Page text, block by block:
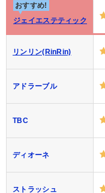
おすすめ!
ジェイエステティック
リンリン(RinRin)
アドラーブル
TBC
ディオーネ
ストラッシュ